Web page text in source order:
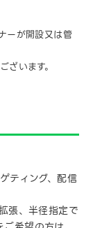
ーが開設又は管
います。
ティング、配信
張、半径指定で